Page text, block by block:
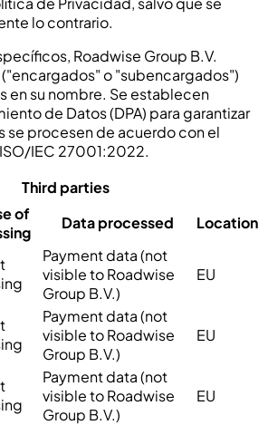
lo contrario.
Roadwise Group B.V.
o "subencargados")
en su nombre. Se establecen
de Datos (DPA) para garantizar
se procesen de acuerdo con el
IEC 27001:2022.
Third parties
of
Data processed Location
Payment data (not
visible to Roadwise
Group B.V.)
EU
Payment data (not
visible to Roadwise
Group B.V.)
EU
Payment data (not
visible to Roadwise
Group B.V.)
EU